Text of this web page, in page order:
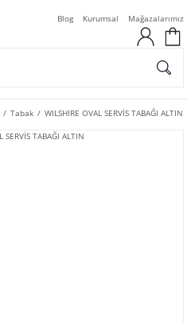
Blog Kurumsal Mağazalarımız
Tabak WILSHIRE OVAL SERVİS TABAĞI ALTIN